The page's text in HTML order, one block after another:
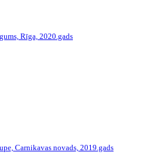
Rīga, 2020.gads
Carnikavas novads, 2019.gads